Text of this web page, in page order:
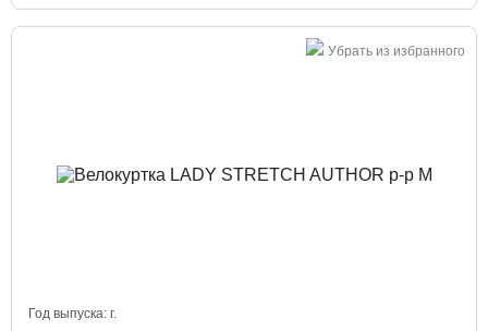
Убрать из избранного
Год выпуска: г.